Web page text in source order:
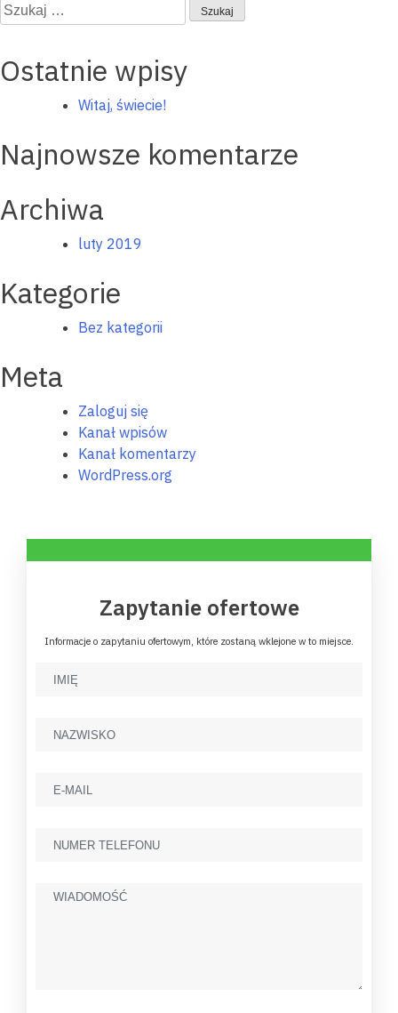
Szukaj:
Ostatnie wpisy
Witaj, świecie!
Najnowsze komentarze
Archiwa
luty 2019
Kategorie
Bez kategorii
Meta
Zaloguj się
Kanał wpisów
Kanał komentarzy
WordPress.org
Zapytanie ofertowe
Informacje o zapytaniu ofertowym, które zostaną wklejone w to miejsce.